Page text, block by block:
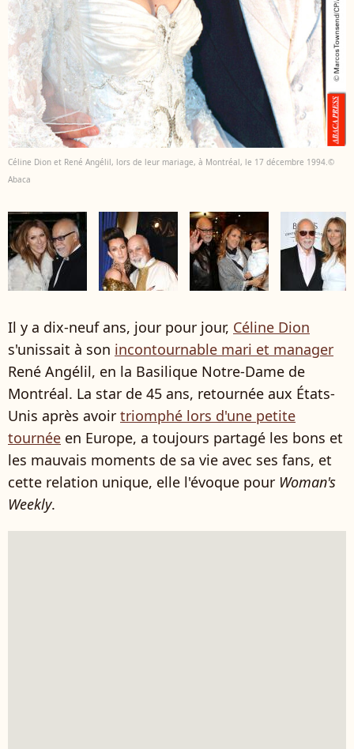
Céline Dion et René Angélil, lors de leur mariage, à Montréal, le 17 décembre 1994.©
Abaca
Il y a dix-neuf ans, jour pour jour, Céline Dion
s'unissait à son incontournable mari et manager
René Angélil, en la Basilique Notre-Dame de
Montréal. La star de 45 ans, retournée aux États-
Unis après avoir triomphé lors d'une petite
tournée en Europe, a toujours partagé les bons et
les mauvais moments de sa vie avec ses fans, et
cette relation unique, elle l'évoque pour Woman's
Weekly.